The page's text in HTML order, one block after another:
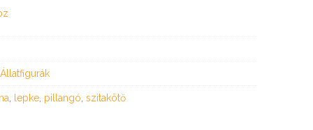
Állatfigurák
, lepke, pillangó, szitakötő